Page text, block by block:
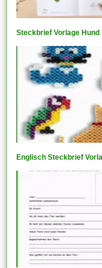
Steckbrief Vorlage Hund
Englisch Steckbrief